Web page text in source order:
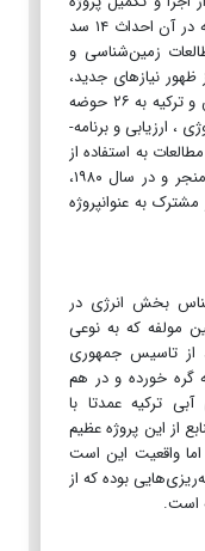
داپ بر روی رود ارس قرار خواهد گرفت که در آن احداث ۱۴ سد
است. در سال ۱۹۳۸، مطالعات زمین­‌شناسی و
نیازهای جدید،
اداره امور آب دولتی در سال ۱۹۵۴ تاسیس و ترکیه به ۲۶ حوضه
آبریز عمده تقسیم شد و اداره امور هیدرولوژی ، ارزیابی و برنامه‌­
به استفاده از
ظرفیت حوضه رودخانه‌های دجله و فرات منجر و در سال ۱۹۸۰،
به عنوانپروژه
بخش انرژی در
مولفه که به نوعی
از تاسیس جمهوری
گره خورده و در هم
ترکیه عمدتا با
از این پروژه عظیم
واقعیت این است
بوده که از
است.